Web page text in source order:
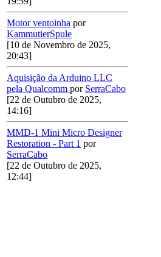
Motor ventoinha por
KammutierSpule
[10 de Novembro de 2025,
20:43]
Aquisição da Arduino LLC
pela Qualcomm por SerraCabo
[22 de Outubro de 2025,
14:16]
MMD-1 Mini Micro Designer
Restoration - Part 1 por
SerraCabo
[22 de Outubro de 2025,
12:44]